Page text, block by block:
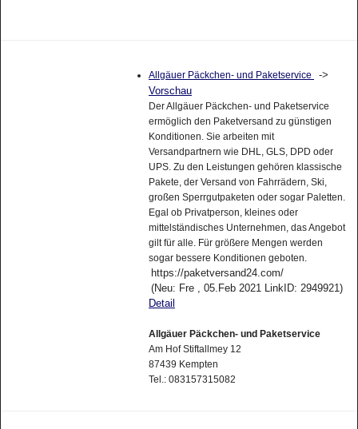
Allgäuer Päckchen- und Paketservice
->
Vorschau
Der Allgäuer Päckchen- und Paketservice
ermöglich den Paketversand zu günstigen
Konditionen. Sie arbeiten mit
Versandpartnern wie DHL, GLS, DPD oder
UPS. Zu den Leistungen gehören klassische
Pakete, der Versand von Fahrrädern, Ski,
großen Sperrgutpaketen oder sogar Paletten.
Egal ob Privatperson, kleines oder
mittelständisches Unternehmen, das Angebot
gilt für alle. Für größere Mengen werden
sogar bessere Konditionen geboten.
https://paketversand24.com/
(Neu: Fre , 05.Feb 2021 LinkID: 2949921)
Detail
Allgäuer Päckchen- und Paketservice
Am Hof Stiftallmey 12
87439 Kempten
Tel.: 083157315082